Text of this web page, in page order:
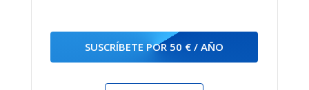
SUSCRÍBETE POR 50 € / AÑO